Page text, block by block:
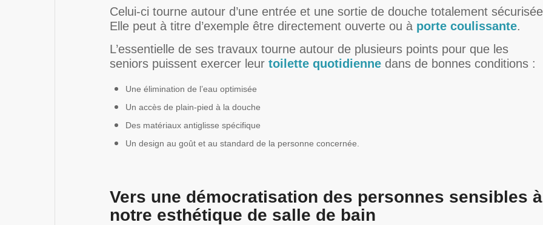
Celui-ci tourne autour d’une entrée et une sortie de douche totalement
Elle peut à titre d’exemple être directement ouverte ou à porte coulissante.
L’essentielle de ses travaux tourne autour de plusieurs points pour que les
seniors puissent exercer leur toilette quotidienne dans de bonnes conditions :
Une élimination de l’eau optimisée
Un accès de plain-pied à la douche
Des matériaux antiglisse spécifique
Un design au goût et au standard de la personne concernée.
Vers une démocratisation des personnes sensibles à
notre esthétique de salle de bain